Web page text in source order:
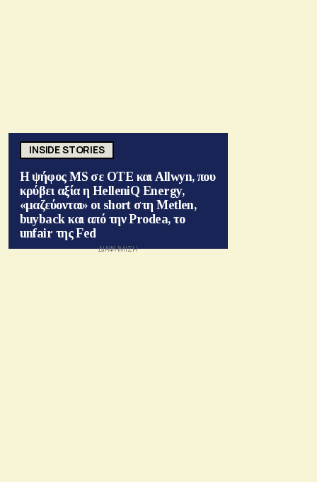
INSIDE STORIES
Η ψήφος MS σε ΟΤΕ και Allwyn, που
κρύβει αξία η HelleniQ Energy,
«μαζεύονται» οι short στη Metlen,
buyback και από την Prodea, το
unfair της Fed